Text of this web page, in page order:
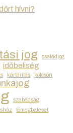
hívni?
jog
családjog
időbeliség
kártérítés
kölcsön
szabadság
tömegbaleset